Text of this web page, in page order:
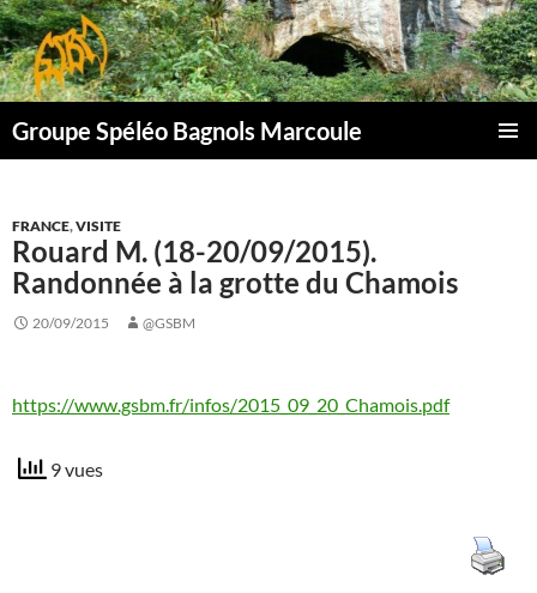
Aller
au
contenu
Groupe Spéléo Bagnols Marcoule
FRANCE,VISITE
Rouard M. (18-20/09/2015).
Randonnée à la grotte du Chamois
20/09/2015 @GSBM
https://www.gsbm.fr/infos/2015_09_20_Chamois.pdf
9 vues